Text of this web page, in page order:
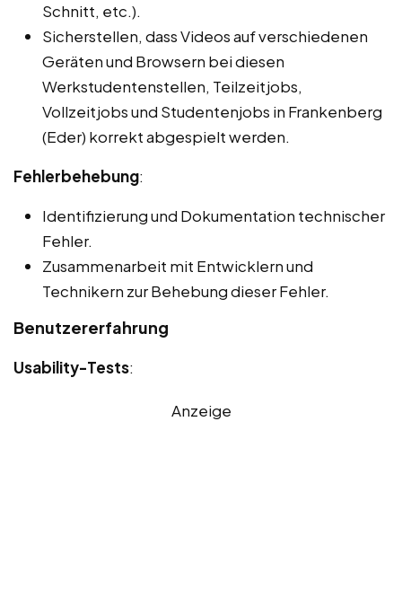
Schnitt, etc.).
Sicherstellen, dass Videos auf verschiedenen
Geräten und Browsern bei diesen
Werkstudentenstellen, Teilzeitjobs,
Vollzeitjobs und Studentenjobs in Frankenberg
(Eder) korrekt abgespielt werden.
Fehlerbehebung:
Identifizierung und Dokumentation technischer
Fehler.
Zusammenarbeit mit Entwicklern und
Technikern zur Behebung dieser Fehler.
Benutzererfahrung
Usability-Tests:
Anzeige